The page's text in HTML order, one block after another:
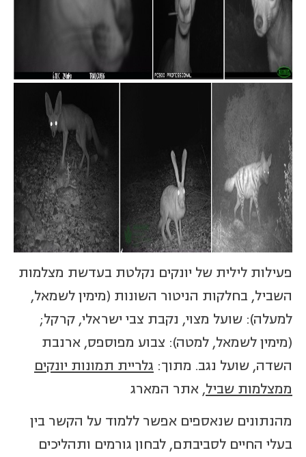
פעילות לילית של יונקים נקלטת בעדשת מצלמות
השביל, בחלקות הניטור השונות (מימין לשמאל,
למעלה): שועל מצוי, נקבת צבי ישראלי, קרקל;
(מימין לשמאל, למטה): צבוע מפוספס, ארנבת
השדה, שועל נגב. מתוך: גלריית תמונות יונקים
ממצלמות שביל, אתר המארג
מהנתונים שנאספים אפשר ללמוד על הקשר בין
בעלי החיים לסביבתם, לבחון גורמים ותהליכים